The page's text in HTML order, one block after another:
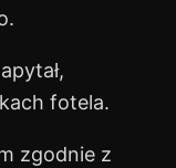
fotela.
z